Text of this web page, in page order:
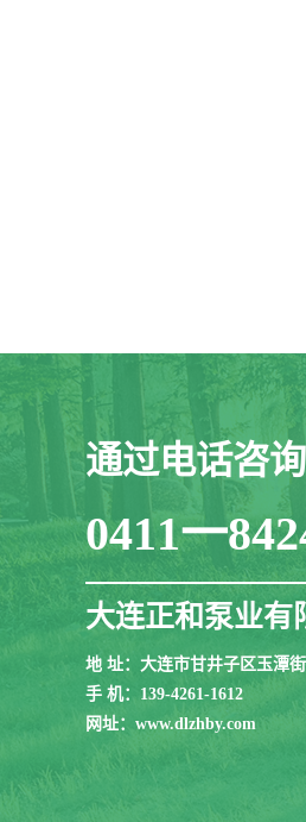
通过电话咨询
0411一
大连正和泵业有
地 址：大连市甘井子区玉潭
手 机：139-4261-1612
网址：www.dlzhby.com